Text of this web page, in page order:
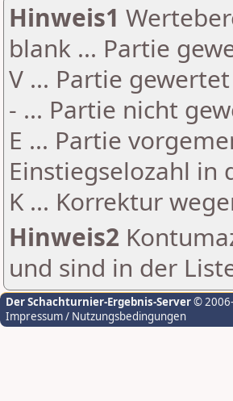
Hinweis1
blank ... Partie
V ... Partie
- ... Partie nicht
E ... Partie
Einstiegselozahl in
K ... Korrektur
Hinweis2
und sind in der
Der Schachturnier-Ergebnis-Server©
Impressum / Nutzungsbedingungen